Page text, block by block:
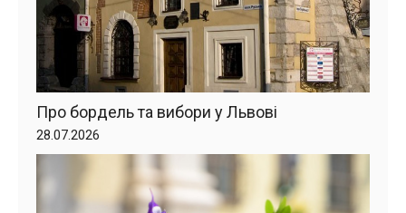
Про бордель та вибори у Львові
28.07.2026